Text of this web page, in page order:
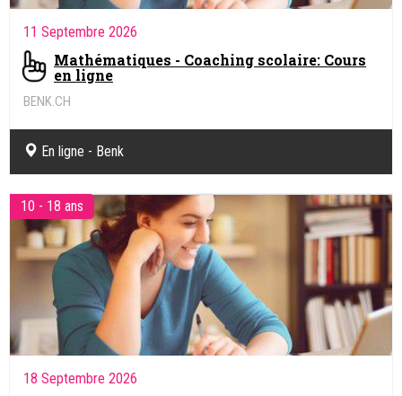
11 Septembre 2026
Mathématiques - Coaching scolaire: Cours
en ligne
BENK.CH
En ligne - Benk
10 - 18 ans
18 Septembre 2026